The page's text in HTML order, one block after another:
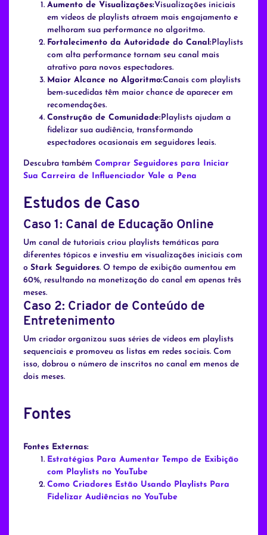
Aumento de Visualizações:Visualizações iniciais
em vídeos de playlists atraem mais engajamento e
melhoram sua performance no algoritmo.
Fortalecimento da Autoridade do Canal:Playlists
com alta performance tornam seu canal mais
atrativo para novos espectadores.
Maior Alcance no Algoritmo:Canais com playlists
bem-sucedidas têm maior chance de aparecer em
recomendações.
Construção de Comunidade:Playlists ajudam a
fidelizar sua audiência, transformando
espectadores ocasionais em seguidores leais.
Descubra também Comprar Seguidores para Iniciar
Sua Carreira de Influenciador Vale a Pena
Estudos de Caso
Caso 1: Canal de Educação Online
Um canal de tutoriais criou playlists temáticas para
diferentes tópicos e investiu em visualizações iniciais com
o Stark Seguidores. O tempo de exibição aumentou em
60%, resultando na monetização do canal em apenas três
meses.
Caso 2: Criador de Conteúdo de
Entretenimento
Um criador organizou suas séries de vídeos em playlists
sequenciais e promoveu as listas em redes sociais. Com
isso, dobrou o número de inscritos no canal em menos de
dois meses.
Fontes
Fontes Externas:
Estratégias Para Aumentar Tempo de Exibição
com Playlists no YouTube
Como Criadores Estão Usando Playlists Para
Fidelizar Audiências no YouTube